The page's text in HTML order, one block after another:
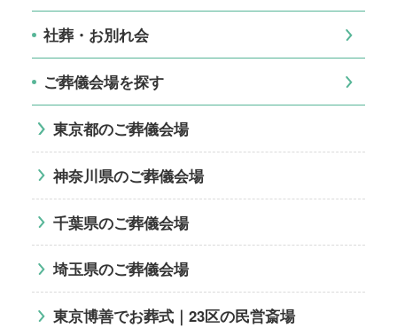
社葬・お別れ会
ご葬儀会場を探す
東京都のご葬儀会場
神奈川県のご葬儀会場
千葉県のご葬儀会場
埼玉県のご葬儀会場
東京博善でお葬式｜23区の民営斎場